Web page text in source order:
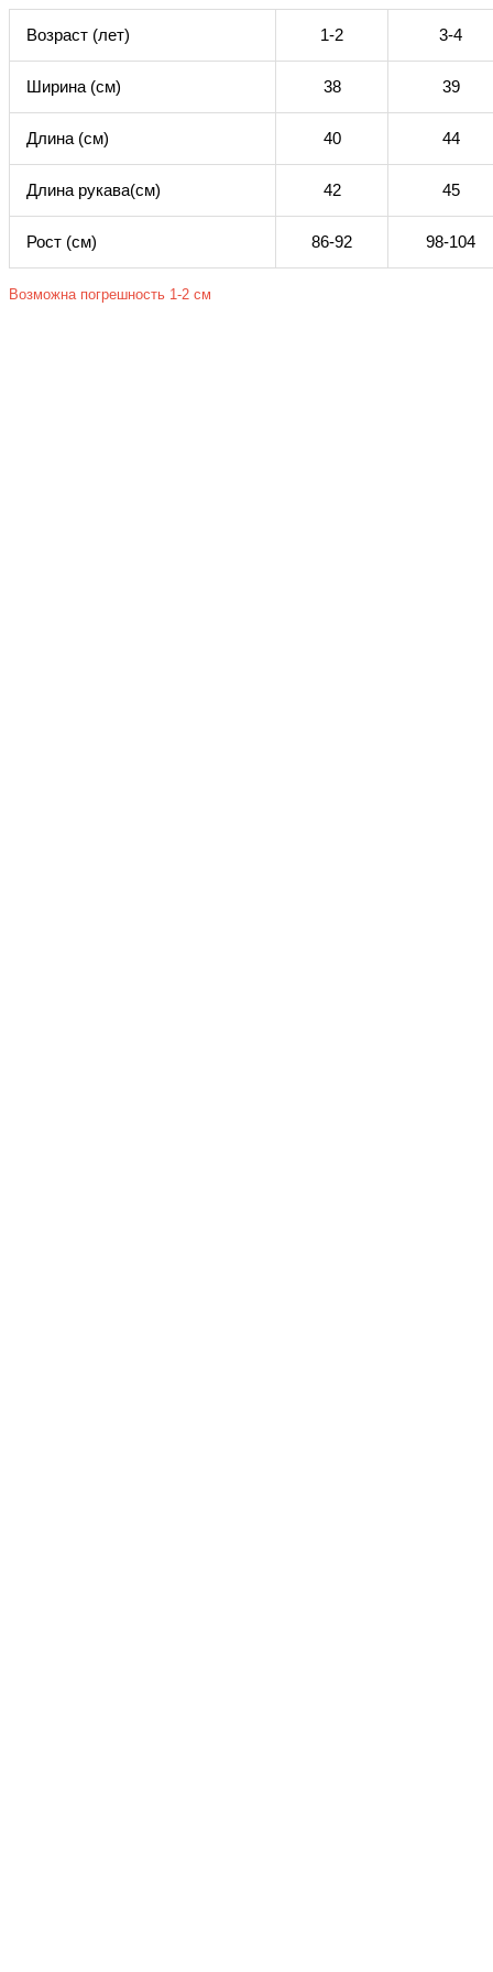
Возраст (лет) 1-2 3-4
Ширина (см) 38 39
Длина (см) 40 44
Длина рукава(см) 42 45
Рост (см) 86-92 98-104
Возможна погрешность 1-2 см